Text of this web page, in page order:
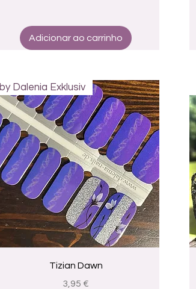
Adicionar ao carrinho
Visualização rápida
by Dalenia Exklusiv
Tizian Dawn
Preço
3,95 €